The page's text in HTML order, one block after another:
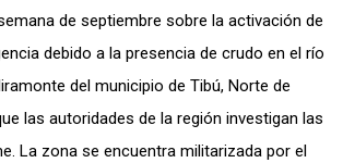
de septiembre sobre la activación de
debido a la presencia de crudo en el río
del municipio de Tibú, Norte de
las autoridades de la región investigan las
La zona se encuentra militarizada por el